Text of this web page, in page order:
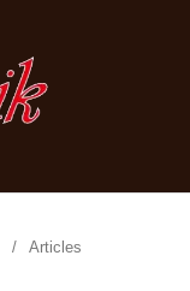
/ Articles